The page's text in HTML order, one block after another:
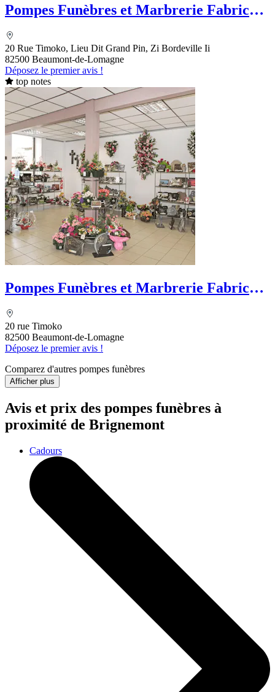
Pompes Funèbres et Marbrerie Fabrice
20 Rue Timoko, Lieu Dit Grand Pin, Zi Bordeville Ii
82500 Beaumont-de-Lomagne
Déposez le premier avis !
top notes
Pompes Funèbres et Marbrerie Fabrice
20 rue Timoko
82500 Beaumont-de-Lomagne
Déposez le premier avis !
Comparez d'autres pompes funèbres
Afficher plus
Avis et prix des pompes funèbres à
proximité de Brignemont
Cadours